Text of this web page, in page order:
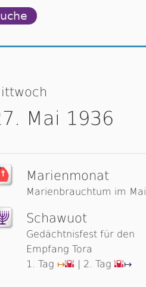
Mai 1936
Marienmonat
Marienbrauchtum im Mai
Schawuot
Gedächtnisfest für den
Empfang Tora
1. Tag ↦🌇 | 2. Tag 🌇↦